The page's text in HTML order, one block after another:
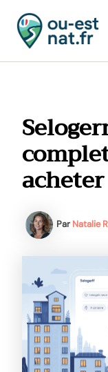
contenu
Par Natalie